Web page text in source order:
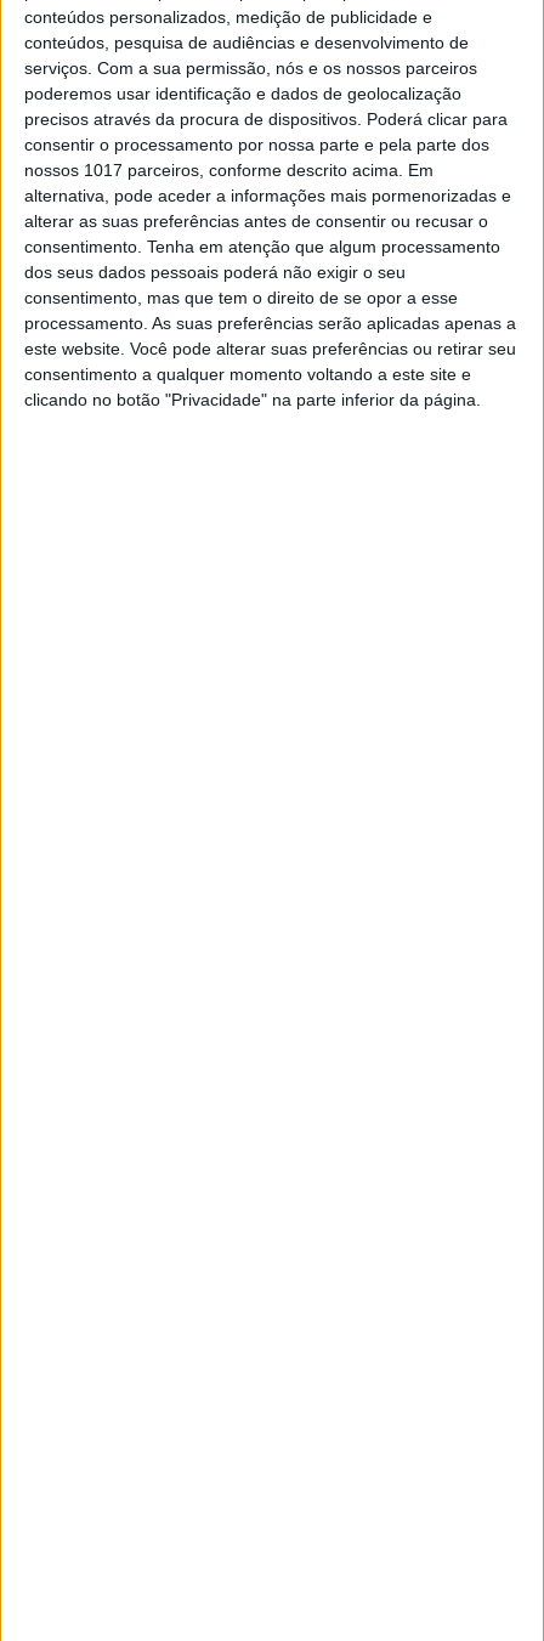
conteúdos personalizados, medição de publicidade e
conteúdos, pesquisa de audiências e desenvolvimento de
serviços. Com a sua permissão, nós e os nossos parceiros
poderemos usar identificação e dados de geolocalização
precisos através da procura de dispositivos. Poderá clicar para
consentir o processamento por nossa parte e pela parte dos
nossos 1017 parceiros, conforme descrito acima. Em
alternativa, pode aceder a informações mais pormenorizadas e
alterar as suas preferências antes de consentir ou recusar o
consentimento. Tenha em atenção que algum processamento
dos seus dados pessoais poderá não exigir o seu
consentimento, mas que tem o direito de se opor a esse
processamento. As suas preferências serão aplicadas apenas a
este website. Você pode alterar suas preferências ou retirar seu
consentimento a qualquer momento voltando a este site e
clicando no botão "Privacidade" na parte inferior da página.
modelos concebidos no passado
7
Os Lusíadas são um hospital e Guerra Junqueiro
uma avenida
8 Os novos capitães da areia
9 Goodbye, Nick Cave
10Celebridades que viram os seus vídeos íntimos na
Internet